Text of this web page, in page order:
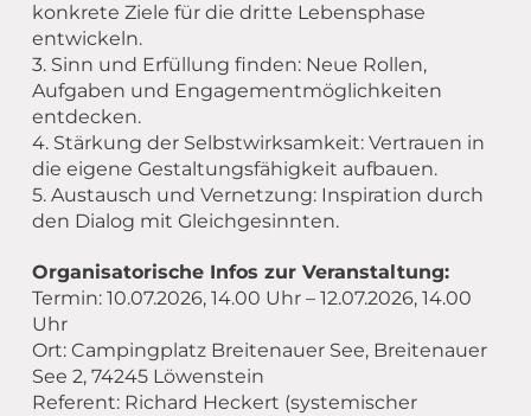
konkrete Ziele für die dritte Lebensphase
entwickeln.
3. Sinn und Erfüllung finden: Neue Rollen,
Aufgaben und Engagementmöglichkeiten
entdecken.
4. Stärkung der Selbstwirksamkeit: Vertrauen in
die eigene Gestaltungsfähigkeit aufbauen.
5. Austausch und Vernetzung: Inspiration durch
den Dialog mit Gleichgesinnten.
Organisatorische Infos zur Veranstaltung:
Termin: 10.07.2026, 14.00 Uhr – 12.07.2026, 14.00
Uhr
Ort: Campingplatz Breitenauer See, Breitenauer
See 2, 74245 Löwenstein
Referent: Richard Heckert (systemischer